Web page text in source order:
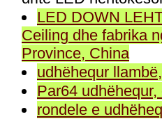
LED DOWN
Ceiling dhe fabrika
Province, China
udhëhequr
Par64
rondele e